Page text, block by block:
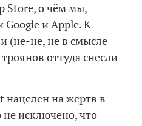
Store, о чём мы,
и Apple. К
(не-не, не в смысле
оттуда снесли
нацелен на жертв в
исключено, что